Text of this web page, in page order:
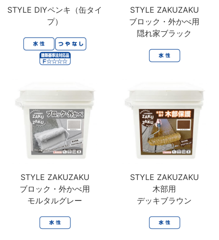
個人情報について PRIVACY POLICY
オンラインショップ
STYLE DIYペンキ（缶タイ
プ）
STYLE ZAKUZAKU
ブロック・外かべ用
隠れ家ブラック
STYLE ZAKUZAKU
ブロック・外かべ用
モルタルグレー
STYLE ZAKUZAKU
木部用
デッキブラウン
紙・発泡スチロール
その他
コンクリート床・アスファルト
ガーデン
素焼鉢
プラスチック製品
その他
木部ステイン・ニス・ ワックス
スプレー
ホビー・工作
うすめ液
下地処理・塗装関連・ その他